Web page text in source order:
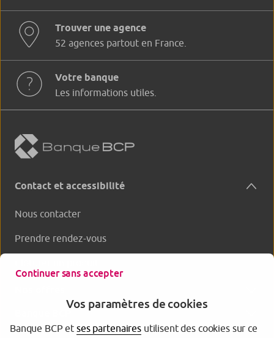
Trouver une agence
52 agences partout en France.
Votre banque
Les informations utiles.
Contact et accessibilité
Nous contacter
Prendre rendez-vous
Continuer sans accepter
Vos paramètres de cookies
Banque BCP etses partenairesutilisent des cookies sur ce